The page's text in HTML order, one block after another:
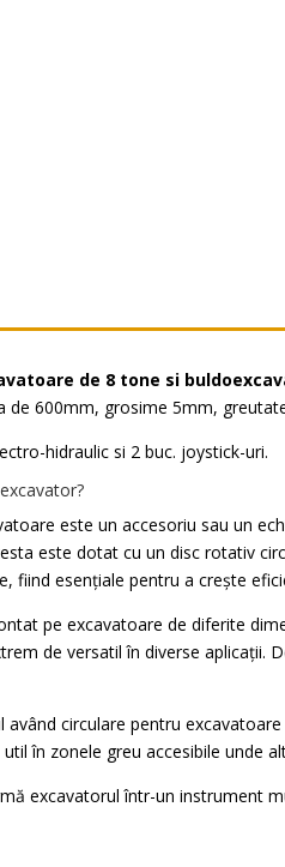
de 8 tone si
de 600mm, grosime 5mm,
hidraulic si 2 buc. joystick-uri.
este un accesoriu sau un
este dotat cu un disc rotativ
fiind esențiale pentru a crește
pe excavatoare de diferite
de versatil în diverse
circulare pentru
în zonele greu accesibile unde
excavatorul într-un instrument